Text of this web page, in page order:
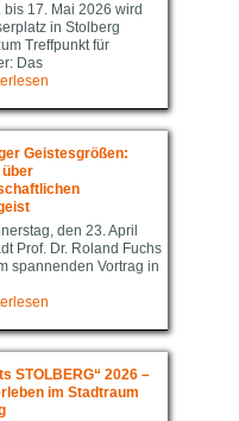
bis 17. Mai 2026 wird
in Stolberg
Treffpunkt für
Das
Geistesgrößen:
den 23. April
Prof. Dr. Roland Fuchs
spannenden Vortrag in
STOLBERG“ 2026 –
im Stadtraum